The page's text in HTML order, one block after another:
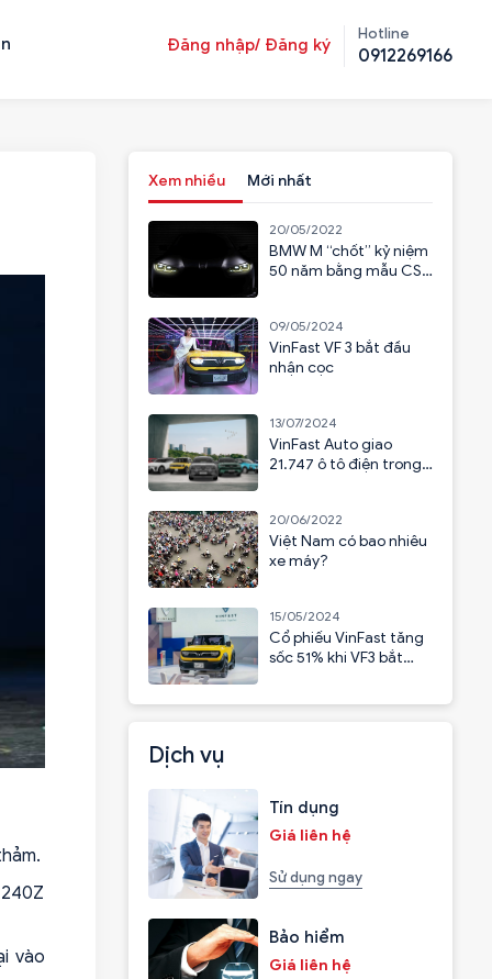
Đăng nhập/ Đăng ký
Hotline
0912269166
vào
Xem nhiều Mới nhất
20/05/2022
BMW M “chốt” kỷ niệm
50 năm bằng mẫu CSL
09/05/2024
VinFast VF 3 bắt đầu
nhận cọc
13/07/2024
VinFast Auto giao
21.747 ô tô điện trong
20/06/2022
Việt Nam có bao nhiêu
xe máy?
15/05/2024
Cổ phiếu VinFast tăng
sốc 51% khi VF3 bắt
Dịch vụ
Tín dụng
Giá liên hệ
Sử dụng ngay
Bảo hiểm
Giá liên hệ